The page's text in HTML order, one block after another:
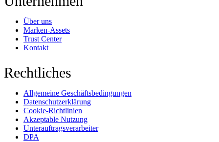
Über uns
Marken-Assets
Trust Center
Kontakt
Rechtliches
Allgemeine Geschäftsbedingungen
Datenschutzerklärung
Cookie-Richtlinien
Akzeptable Nutzung
Unterauftragsverarbeiter
DPA